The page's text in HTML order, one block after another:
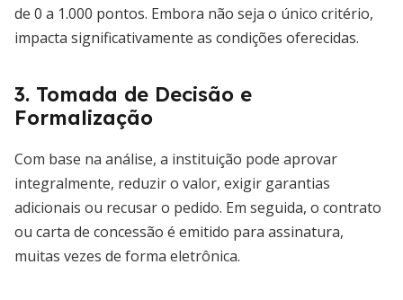
de 0 a 1.000 pontos. Embora não seja o único critério,
impacta significativamente as condições oferecidas.
3. Tomada de Decisão e
Formalização
Com base na análise, a instituição pode aprovar
integralmente, reduzir o valor, exigir garantias
adicionais ou recusar o pedido. Em seguida, o contrato
ou carta de concessão é emitido para assinatura,
muitas vezes de forma eletrônica.